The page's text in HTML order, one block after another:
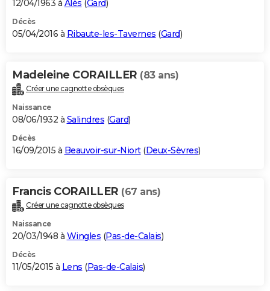
12/04/1963 à Alès (Gard)
Décès
05/04/2016 à Ribaute-les-Tavernes (Gard)
Madeleine CORAILLER (83 ans)
Créer une cagnotte obsèques
Naissance
08/06/1932 à Salindres (Gard)
Décès
16/09/2015 à Beauvoir-sur-Niort(Deux-Sèvres)
Francis CORAILLER (67 ans)
Créer une cagnotte obsèques
Naissance
20/03/1948 à Wingles (Pas-de-Calais)
Décès
11/05/2015 à Lens (Pas-de-Calais)